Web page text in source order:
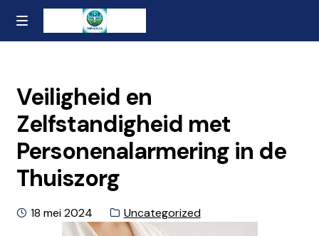
Ga
naar
Naar
de
MENU
Contact
Over ons
Privacybeleid en Algemene Voorwaarden
Veiligheid en
Zelfstandigheid met
Personenalarmering in de
Thuiszorg
Geplaatst
18 mei 2024 Categorie:
Uncategorized